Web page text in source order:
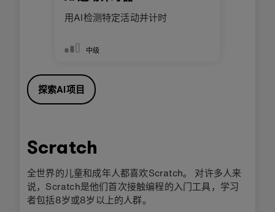
用AI检测特定活动并计时
中级
探索AI项目
Scratch
全世界的儿童和成年人都喜欢Scratch。 对许多人来
说，Scratch是他们首次接触编程的入门工具，学习
者包括8岁或8岁以上的人群。